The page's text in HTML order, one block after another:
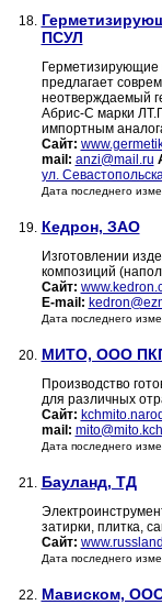
18.
ПСУЛ
предлагает
неотверждаемый
Абрис-С марки
импортным
Сайт:
mail: anzi@mail.ru
ул.
Дата последнего
19. Кедрон, ЗАО
Изготовлении
композиций
Сайт:
E-mail:
Дата последнего
20. МИТО, ООО
Производство
для различных
Сайт:
mail:
Дата последнего
21. Бауланд, ТД
затирки, плитка,
Сайт:
Дата последнего
22. Мависком,